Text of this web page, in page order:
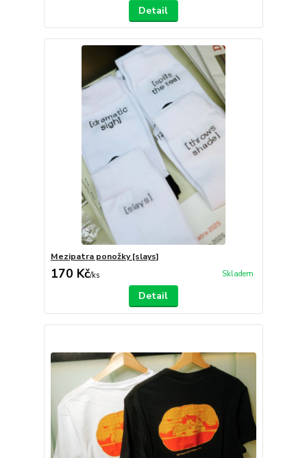
Detail
Mezipatra ponožky [slays]
170 Kč/ks Skladem
Detail